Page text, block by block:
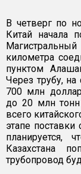
В четверг по
Китай начала
километра
пунктом
Через трубу, на
700 млн
до 20 млн
всего
этапе
планируется,
Казахстана
трубопровод